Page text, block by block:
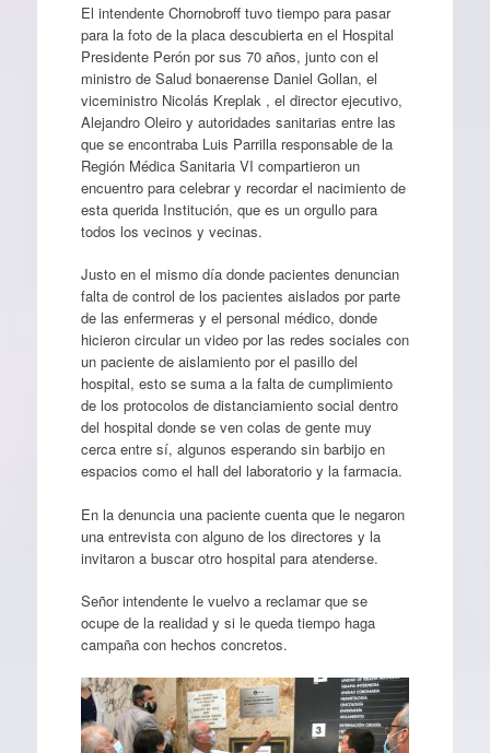
El intendente Chornobroff tuvo tiempo para pasar
para la foto de la placa descubierta en el Hospital
Presidente Perón por sus 70 años, junto con el
ministro de Salud bonaerense Daniel Gollan, el
viceministro Nicolás Kreplak , el director ejecutivo,
Alejandro Oleiro y autoridades sanitarias entre las
que se encontraba Luis Parrilla responsable de la
Región Médica Sanitaria VI compartieron un
encuentro para celebrar y recordar el nacimiento de
esta querida Institución, que es un orgullo para
todos los vecinos y vecinas.
Justo en el mismo día donde pacientes denuncian
falta de control de los pacientes aislados por parte
de las enfermeras y el personal médico, donde
hicieron circular un video por las redes sociales con
un paciente de aislamiento por el pasillo del
hospital, esto se suma a la falta de cumplimiento
de los protocolos de distanciamiento social dentro
del hospital donde se ven colas de gente muy
cerca entre sí, algunos esperando sin barbijo en
espacios como el hall del laboratorio y la farmacia.
En la denuncia una paciente cuenta que le negaron
una entrevista con alguno de los directores y la
invitaron a buscar otro hospital para atenderse.
Señor intendente le vuelvo a reclamar que se
ocupe de la realidad y si le queda tiempo haga
campaña con hechos concretos.